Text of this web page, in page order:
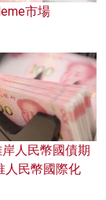
市場
人民幣國債期
人民幣國際化